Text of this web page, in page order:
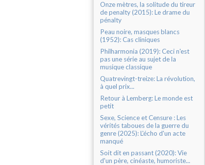
Onze mètres, la solitude du tireur
de penalty (2015): Le drame du
pénalty
Peau noire, masques blancs
(1952): Cas cliniques
Philharmonia (2019): Ceci n'est
pas une série au sujet de la
musique classique
Quatrevingt-treize: La révolution,
à quel prix...
Retour à Lemberg: Le monde est
petit
Sexe, Science et Censure : Les
vérités taboues de la guerre du
genre (2025): L'écho d'un acte
manqué
Soit dit en passant (2020): Vie
d'un père, cinéaste, humoriste...